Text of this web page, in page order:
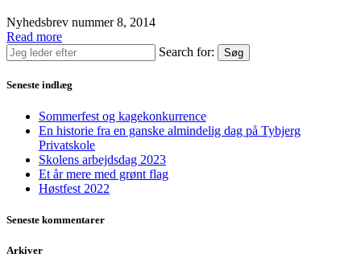
Nyhedsbrev nummer 8, 2014
Read more
Search for:
Søg
Seneste indlæg
Sommerfest og kagekonkurrence
En historie fra en ganske almindelig dag på Tybjerg
Privatskole
Skolens arbejdsdag 2023
Et år mere med grønt flag
Høstfest 2022
Seneste kommentarer
Arkiver